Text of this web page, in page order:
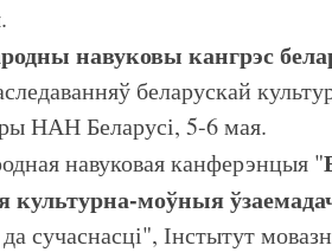
навуковы кангрэс
беларускай
НАН Беларусі, 5-6 мая.
навуковая канферэнцыя "
культурна-моўныя
да сучаснасці", Інстытут